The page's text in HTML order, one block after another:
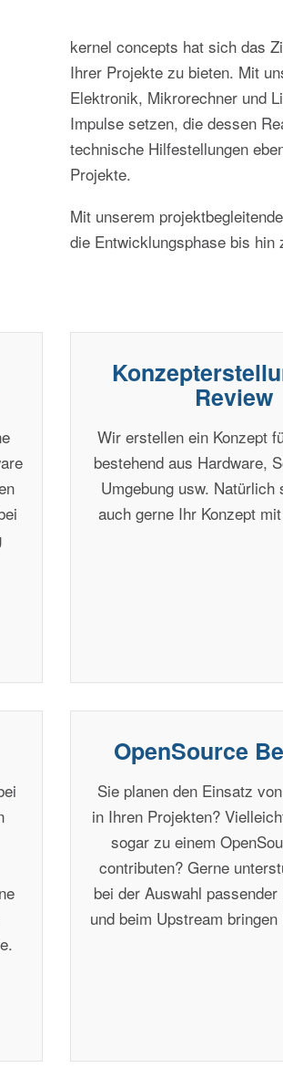
kernel concepts hat sich das
Ihrer Projekte zu bieten. Mit
Elektronik, Mikrorechner und
Impulse setzen, die dessen
technische Hilfestellungen
Projekte.
Mit unserem
die Entwicklungsphase bis hin
Review
Wir erstellen ein Konzept
bestehend aus Hardware,
Umgebung usw. Natürlich
auch gerne Ihr Konzept
OpenSource
Sie planen den Einsatz
in Ihren Projekten?
sogar zu einem
contributen? Gerne
bei der Auswahl passender
und beim Upstream